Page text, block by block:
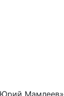
Мамлеев»